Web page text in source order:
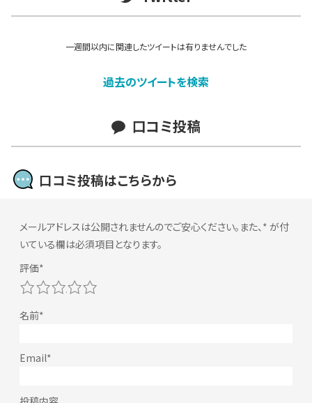
一週間以内に関連したツイートは有りませんでした
過去のツイートを検索
口コミ投稿
口コミ投稿はこちらから
メールアドレスは公開されませんのでご安心ください。また、 * が付
いている欄は必須項目となります。
5
4
3
2